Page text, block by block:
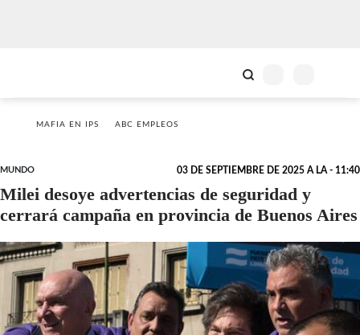
MAFIA EN IPS ABC EMPLEOS
MUNDO 03 DE SEPTIEMBRE DE 2025 A LA - 11:40
Milei desoye advertencias de seguridad y
cerrará campaña en provincia de Buenos Aires